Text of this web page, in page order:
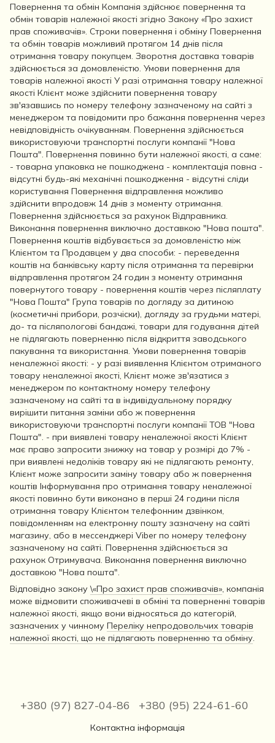
Повернення та обмін Компанія здійснює повернення та
обмін товарів належної якості згідно Закону «Про захист
прав споживачів». Строки повернення і обміну Повернення
та обмін товарів можливий протягом 14 днів після
отримання товару покупцем. Зворотня доставка товарів
здійснюється за домовленістю. Умови повернення для
товарів належної якості У разі отримання товару належної
якості Клієнт може здійснити повернення товару
зв'язавшись по номеру телефону зазначеному на сайті з
менеджером та повідомити про бажання повернення через
невідповідність очікуванням. Повернення здійснюється
використовуючи транспортні послуги компанії "Нова
Пошта". Повернення повинно бути належної якості, а саме:
- товарна упаковка не пошкоджена - комплектація повна -
відсутні будь-які механічні пошкодження - відсутні сліди
користування Повернення відправлення можливо
здійснити впродовж 14 днів з моменту отримання.
Повернення здійснюється за рахунок Відправника.
Виконання повернення виключно доставкою "Нова пошта".
Повернення коштів відбувається за домовленістю між
Клієнтом та Продавцем у два способи: - переведення
коштів на банківську карту після отримання та перевірки
відправлення протягом 24 годин з моменту отримання
повернутого товару - повернення коштів через післяплату
"Нова Пошта" Група товарів по догляду за дитиною
(косметичні прибори, розчіски), догляду за грудьми матері,
до- та післяпологові бандажі, товари для годування дітей
не підлягають поверненню після відкриття заводського
пакування та використання. Умови повернення товарів
неналежної якості: - у разі виявлення Клієнтом отриманого
товару неналежної якості, Клієнт може зв'язатися з
менеджером по контактному номеру телефону
зазначеному на сайті та в індивідуальному порядку
вирішити питання заміни або ж повернення
використовуючи транспортні послуги компанії ТОВ "Нова
Пошта". - при виявлені товару неналежної якості Клієнт
має право запросити знижку на товар у розмірі до 7% -
при виявлені недоліків товару які не підлягають ремонту,
Клієнт може запросити заміну товару або ж повернення
коштів Інформування про отримання товару неналежної
якості повинно бути виконано в перші 24 години після
отримання товару Клієнтом телефонним дзвінком,
повідомленням на електронну пошту зазначену на сайті
магазину, або в мессенджері Viber по номеру телефону
зазначеному на сайті. Повернення здійснюється за
рахунок Отримувача. Виконання повернення виключно
доставкою "Нова пошта".
Відповідно закону\«Про захист прав споживачів», компанія
може відмовити споживачеві в обміні та поверненні товарів
належної якості, якщо вони відносяться до категорій,
зазначених у чинному Переліку непродовольчих товарів
належної якості, що не підлягають поверненню та обміну.
+380 (97) 827-04-86 +380 (95) 224-61-60
Контактна інформація